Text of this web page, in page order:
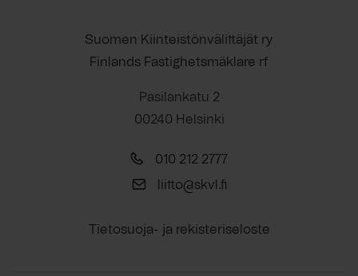
Suomen Kiinteistönvälittäjät ry
Finlands Fastighetsmäklare rf
Pasilankatu 2
00240 Helsinki
010 212 2777
liitto@skvl.fi
Tietosuoja- ja rekisteriseloste